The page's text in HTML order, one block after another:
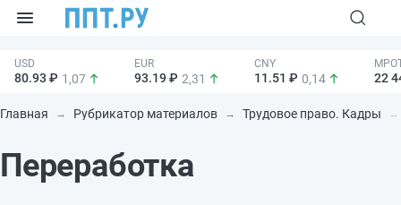
80.93 ₽ 1,07 93.19 ₽ 2,31 11.51 ₽ 0,14 22
Главная Рубрикатор материалов Трудовое право. Кадры
Переработка